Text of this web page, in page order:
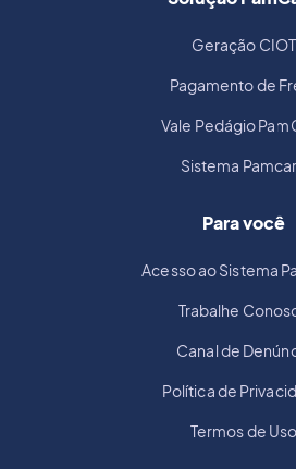
Geração CIOT
Pagamento de
Vale Pedágio
Sistema
Para você
Acesso ao Sistema
Trabalhe
Canal de
Política de
Termos de Uso